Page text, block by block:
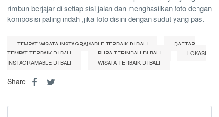
rimbun berjajar di setiap sisi jalan dan menghasilkan foto dengan
komposisi paling indah ,jika foto disini dengan sudut yang pas.
TEMPAT WISATA INSTAGRAMABLE TERBAIK DI BALI
DAFTAR
TEMPAT TERBAIK DI BALI
PURA TERINDAH DI BALI
LOKASI
INSTAGRAMABLE DI BALI
WISATA TERBAIK DI BALI
Share